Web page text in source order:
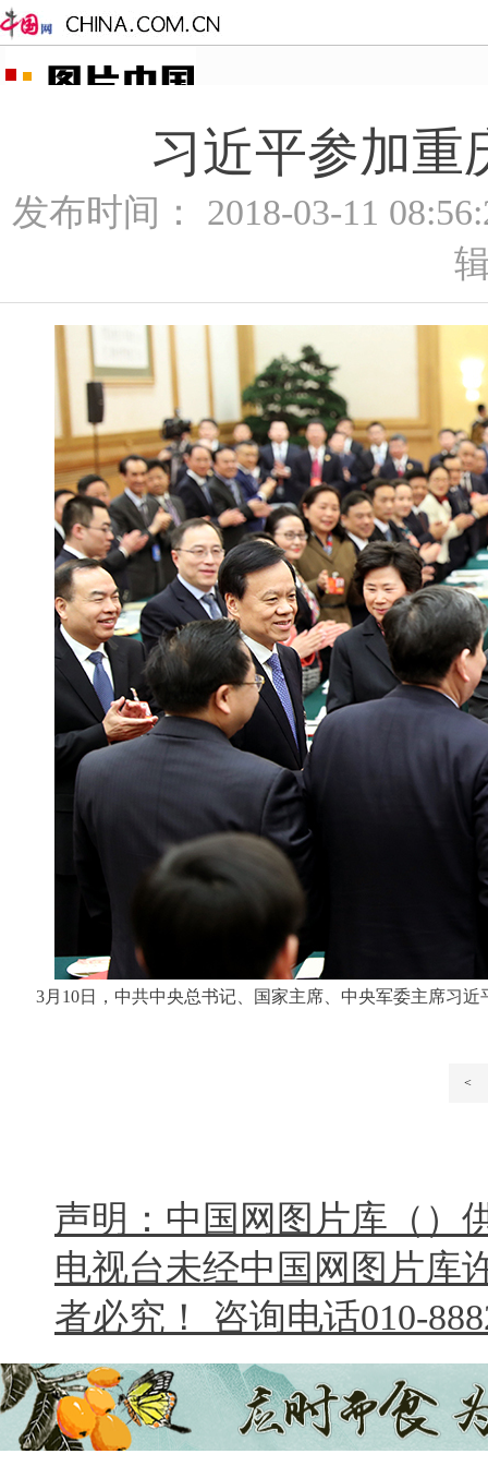
习近平参加重
发布时间： 2018-03-11
3月10日，中共中央总书记、国家主席、中央军委主席习
<
声明：中国网图片库（）
电视台未经中国网图片库
者必究！ 咨询电话010-